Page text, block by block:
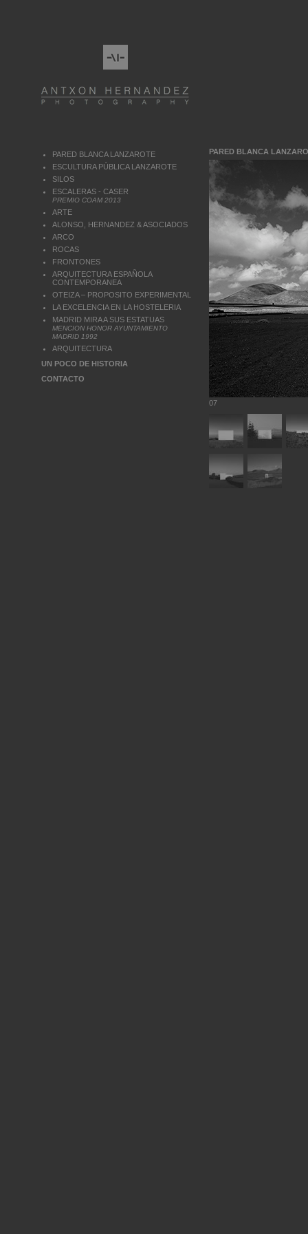
PARED BLANCA LANZAROTE
ESCULTURA PÚBLICA LANZAROTE
SILOS
ESCALERAS - CASER
PREMIO COAM 2013
ARTE
ALONSO, HERNANDEZ & ASOCIADOS
ARCO
ROCAS
FRONTONES
ARQUITECTURA ESPAÑOLA
CONTEMPORANEA
OTEIZA – PROPOSITO EXPERIMENTAL
LA EXCELENCIA EN LA HOSTELERIA
MADRID MIRA A SUS ESTATUAS
MENCION HONOR AYUNTAMIENTO
MADRID 1992
ARQUITECTURA
UN POCO DE HISTORIA
CONTACTO
PARED BLANCA
07